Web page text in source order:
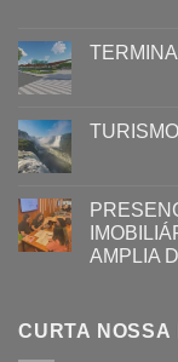
AMPLIA
CURTA NOSSA